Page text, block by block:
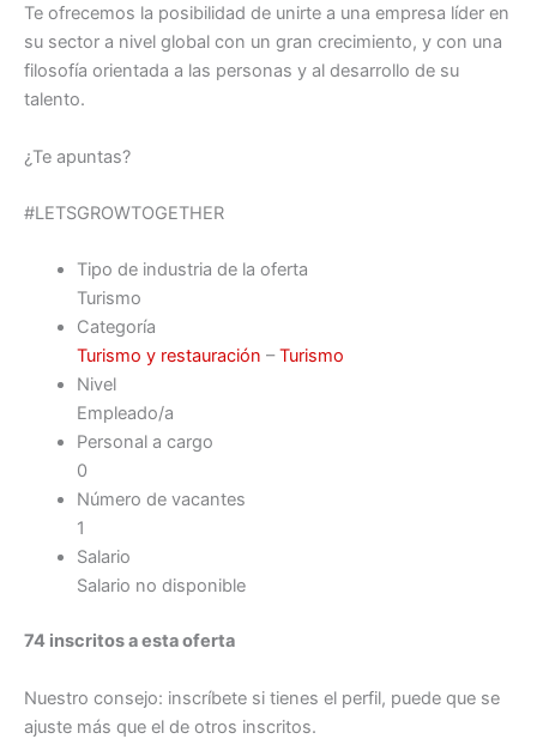
Te ofrecemos la posibilidad de unirte a una empresa líder en
su sector a nivel global con un gran crecimiento, y con una
filosofía orientada a las personas y al desarrollo de su
talento.
¿Te apuntas?
#LETSGROWTOGETHER
Tipo de industria de la oferta
Turismo
Categoría
Turismo y restauración –Turismo
Nivel
Empleado/a
Personal a cargo
0
Número de vacantes
1
Salario
Salario no disponible
74 inscritos a esta oferta
Nuestro consejo: inscríbete si tienes el perfil, puede que se
ajuste más que el de otros inscritos.